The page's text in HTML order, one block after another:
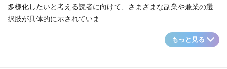
多様化したいと考える読者に向けて、さまざまな副業や兼業の選
択肢が具体的に示されていま...
もっと見る